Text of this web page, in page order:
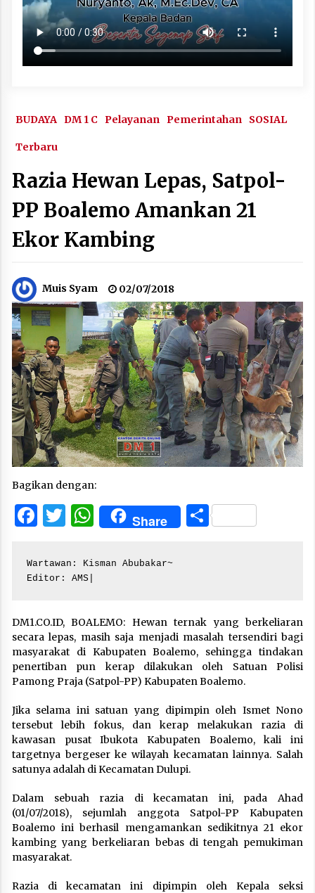
BUDAYA DM 1 C Pelayanan Pemerintahan SOSIAL
Terbaru
Razia Hewan Lepas, Satpol-
PP Boalemo Amankan 21
Ekor Kambing
Muis Syam 02/07/2018
Bagikan dengan:
Facebook
Twitter
WhatsApp
Share Share
Wartawan: Kisman Abubakar~
Editor: AMS|
DM1.CO.ID, BOALEMO: Hewan ternak yang berkeliaran
secara lepas, masih saja menjadi masalah tersendiri bagi
masyarakat di Kabupaten Boalemo, sehingga tindakan
penertiban pun kerap dilakukan oleh Satuan Polisi
Pamong Praja (Satpol-PP) Kabupaten Boalemo.
Jika selama ini satuan yang dipimpin oleh Ismet Nono
tersebut lebih fokus, dan kerap melakukan razia di
kawasan pusat Ibukota Kabupaten Boalemo, kali ini
targetnya bergeser ke wilayah kecamatan lainnya. Salah
satunya adalah di Kecamatan Dulupi.
Dalam sebuah razia di kecamatan ini, pada Ahad
(01/07/2018), sejumlah anggota Satpol-PP Kabupaten
Boalemo ini berhasil mengamankan sedikitnya 21 ekor
kambing yang berkeliaran bebas di tengah pemukiman
masyarakat.
Razia di kecamatan ini dipimpin oleh Kepala seksi